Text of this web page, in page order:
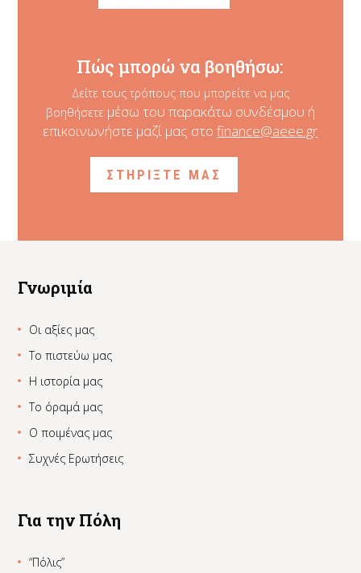
Πώς μπορώ να βοηθήσω:
Δείτε τους τρόπους που μπορείτε να μας
βοηθήσετε μέσω του παρακάτω συνδέσμου ή
επικοινωνήστε μαζί μας στοfinance@aeee.gr
ΣΤΗΡΙΞΤΕ ΜΑΣ
Γνωριμία
Οι αξίες μας
Το πιστεύω μας
Η ιστορία μας
Το όραμά μας
Ο ποιμένας μας
Συχνές Ερωτήσεις
Για την Πόλη
“Πόλις”